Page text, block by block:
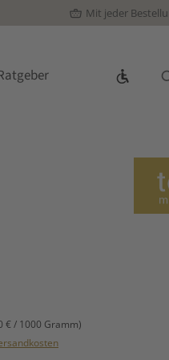
Mit jeder
€ / 1000 Gramm)